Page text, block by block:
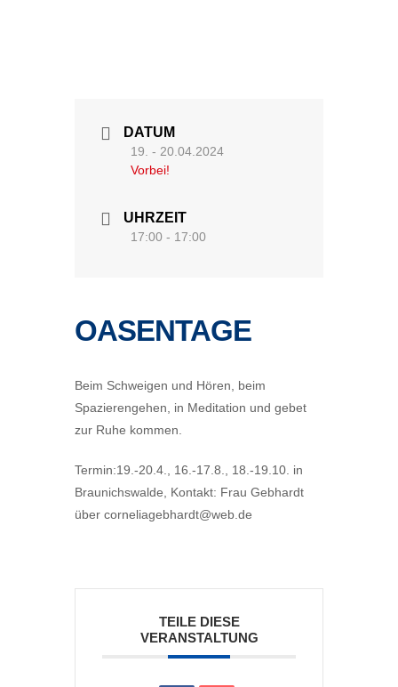
DATUM
19. - 20.04.2024
Vorbei!
UHRZEIT
17:00 - 17:00
OASENTAGE
Beim Schweigen und Hören, beim
Spazierengehen, in Meditation und gebet
zur Ruhe kommen.
Termin:19.-20.4., 16.-17.8., 18.-19.10. in
Braunichswalde, Kontakt: Frau Gebhardt
über corneliagebhardt@web.de
TEILE DIESE
VERANSTALTUNG